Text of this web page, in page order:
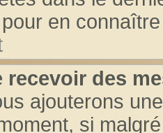
en
recevoir des
ajouterons
si